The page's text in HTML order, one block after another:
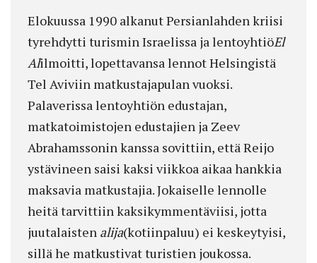
Elokuussa 1990 alkanut Persianlahden kriisi
tyrehdytti turismin Israelissa ja lentoyhtiöEl
Alilmoitti, lopettavansa lennot Helsingistä
Tel Aviviin matkustajapulan vuoksi.
Palaverissa lentoyhtiön edustajan,
matkatoimistojen edustajien ja Zeev
Abrahamssonin kanssa sovittiin, että Reijo
ystävineen saisi kaksi viikkoa aikaa hankkia
maksavia matkustajia. Jokaiselle lennolle
heitä tarvittiin kaksikymmentäviisi, jotta
juutalaisten alija(kotiinpaluu) ei keskeytyisi,
sillä he matkustivat turistien joukossa.